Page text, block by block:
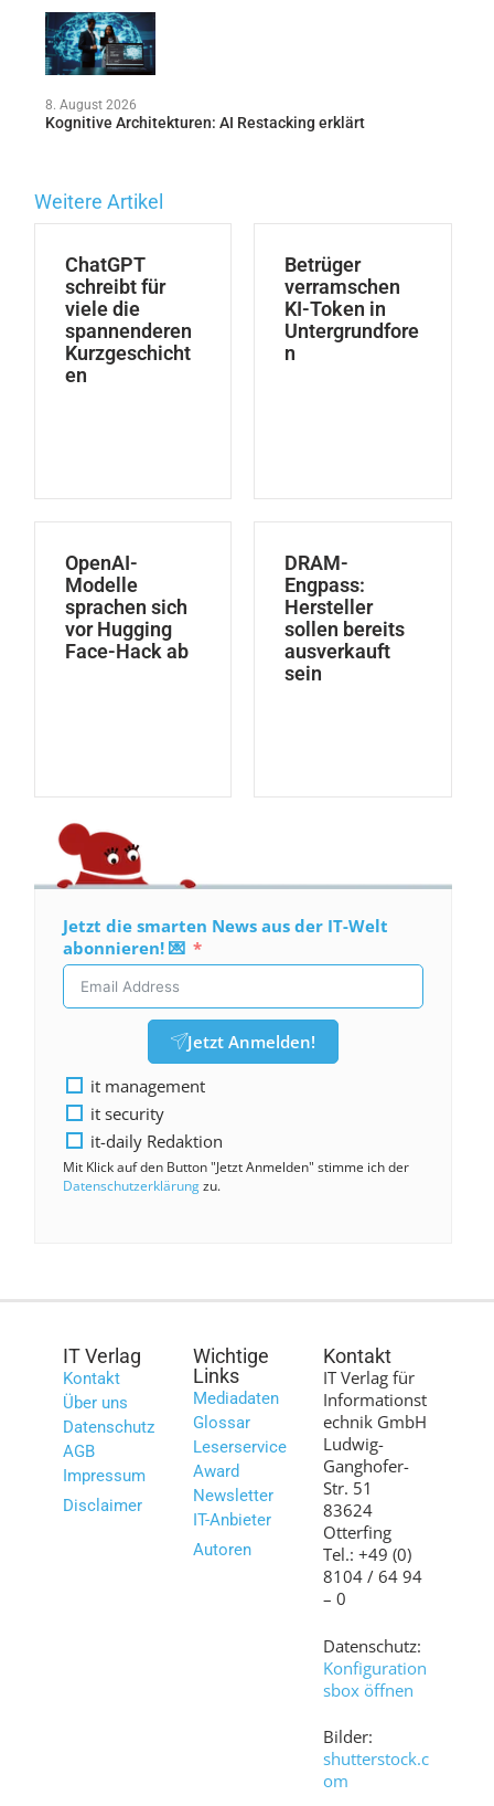
8. August 2026
Kognitive Architekturen: AI Restacking erklärt
Weitere Artikel
ChatGPT
schreibt für
viele die
spannenderen
Kurzgeschicht
en
Betrüger
verramschen
KI-Token in
Untergrundfore
n
OpenAI-
Modelle
sprachen sich
vor Hugging
Face-Hack ab
DRAM-
Engpass:
Hersteller
sollen bereits
ausverkauft
sein
Jetzt die smarten News aus der IT-Welt
abonnieren! 💌
Jetzt Anmelden!
it management
it security
it-daily Redaktion
Mit Klick auf den Button "Jetzt Anmelden" stimme ich der
Datenschutzerklärungzu.
IT Verlag
Kontakt
Über uns
Datenschutz
AGB
Impressum
Disclaimer
Wichtige
Links
Mediadaten
Glossar
Leserservice
Award
Newsletter
IT-Anbieter
Autoren
Kontakt
IT Verlag für
Informationst
echnik GmbH
Ludwig-
Ganghofer-
Str. 51
83624
Otterfing
Tel.: +49 (0)
8104 / 64 94
– 0
Datenschutz:
Konfiguration
sbox öffnen
Bilder:
shutterstock.c
om